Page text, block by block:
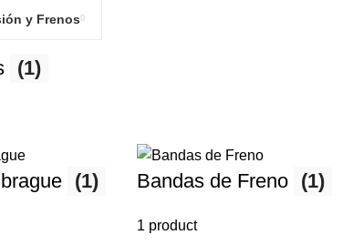
y Frenos
(1)
(1) Bandas de Freno (1)
1 product